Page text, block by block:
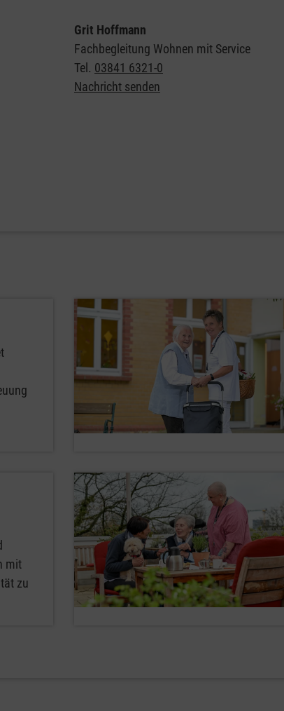
Grit Hoffmann
Fachbegleitung Wohnen mit Service
Tel. 03841 6321-0
Nachricht senden
mit
zu